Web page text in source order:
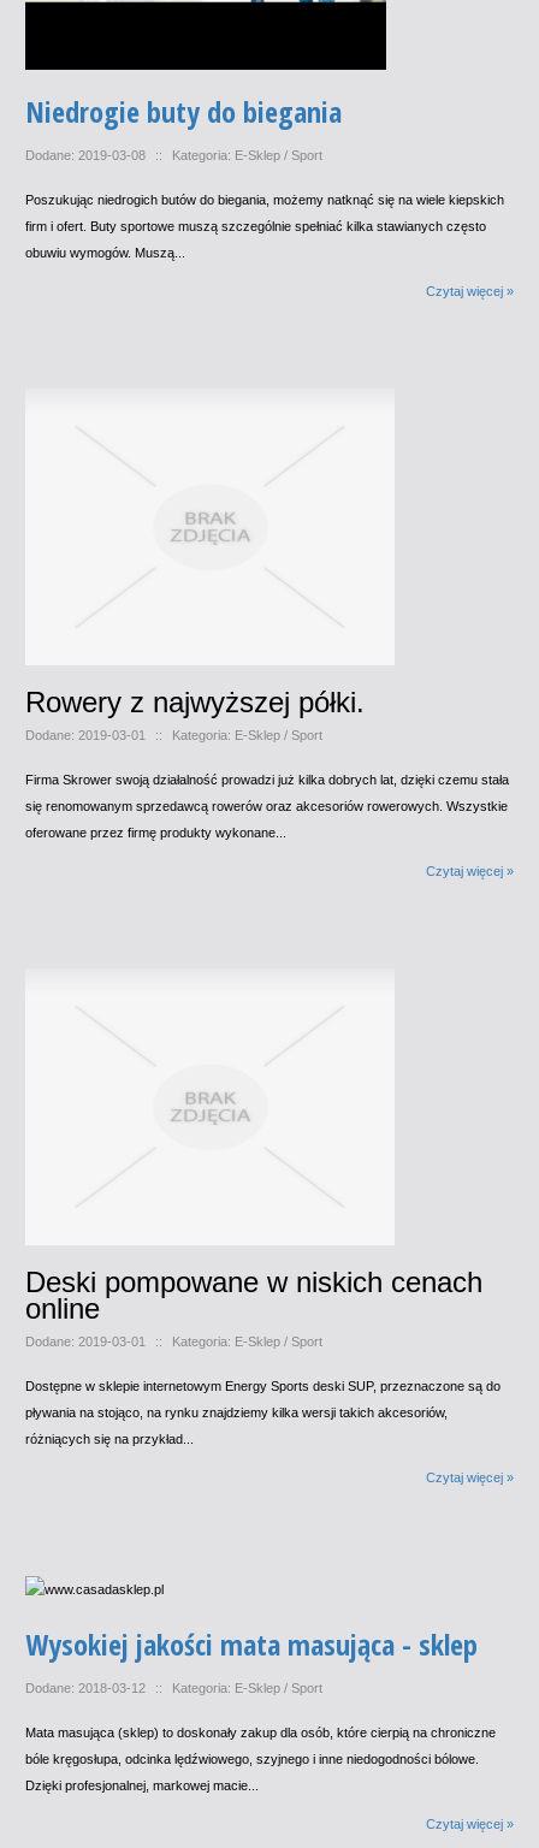
Niedrogie buty do biegania
Dodane: 2019-03-08 :: Kategoria: E-Sklep / Sport
Poszukując niedrogich butów do biegania, możemy natknąć się na wiele kiepskich
firm i ofert. Buty sportowe muszą szczególnie spełniać kilka stawianych często
obuwiu wymogów. Muszą...
Czytaj więcej »
Rowery z najwyższej półki.
Dodane: 2019-03-01 :: Kategoria: E-Sklep / Sport
Firma Skrower swoją działalność prowadzi już kilka dobrych lat, dzięki czemu stała
się renomowanym sprzedawcą rowerów oraz akcesoriów rowerowych. Wszystkie
oferowane przez firmę produkty wykonane...
Czytaj więcej »
Deski pompowane w niskich cenach
online
Dodane: 2019-03-01 :: Kategoria: E-Sklep / Sport
Dostępne w sklepie internetowym Energy Sports deski SUP, przeznaczone są do
pływania na stojąco, na rynku znajdziemy kilka wersji takich akcesoriów,
różniących się na przykład...
Czytaj więcej »
Wysokiej jakości mata masująca - sklep
Dodane: 2018-03-12 :: Kategoria: E-Sklep / Sport
Mata masująca (sklep) to doskonały zakup dla osób, które cierpią na chroniczne
bóle kręgosłupa, odcinka lędźwiowego, szyjnego i inne niedogodności bólowe.
Dzięki profesjonalnej, markowej macie...
Czytaj więcej »